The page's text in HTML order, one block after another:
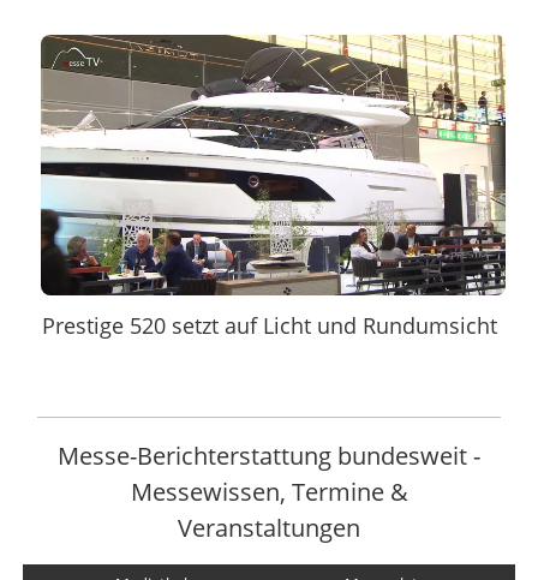
Prestige 520 setzt auf Licht und Rundumsicht
Messe-Berichterstattung bundesweit -
Messewissen, Termine &
Veranstaltungen